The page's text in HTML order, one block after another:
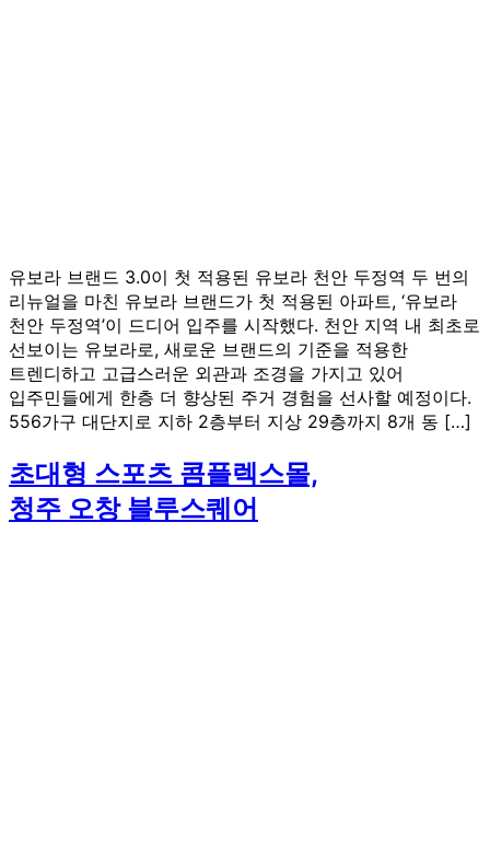
유보라 브랜드 3.0이 첫 적용된 유보라 천안 두정역 두 번의
리뉴얼을 마친 유보라 브랜드가 첫 적용된 아파트, ‘유보라
천안 두정역’이 드디어 입주를 시작했다. 천안 지역 내 최초로
선보이는 유보라로, 새로운 브랜드의 기준을 적용한
트렌디하고 고급스러운 외관과 조경을 가지고 있어
입주민들에게 한층 더 향상된 주거 경험을 선사할 예정이다.
556가구 대단지로 지하 2층부터 지상 29층까지 8개 동 […]
초대형 스포츠 콤플렉스몰,
청주 오창 블루스퀘어